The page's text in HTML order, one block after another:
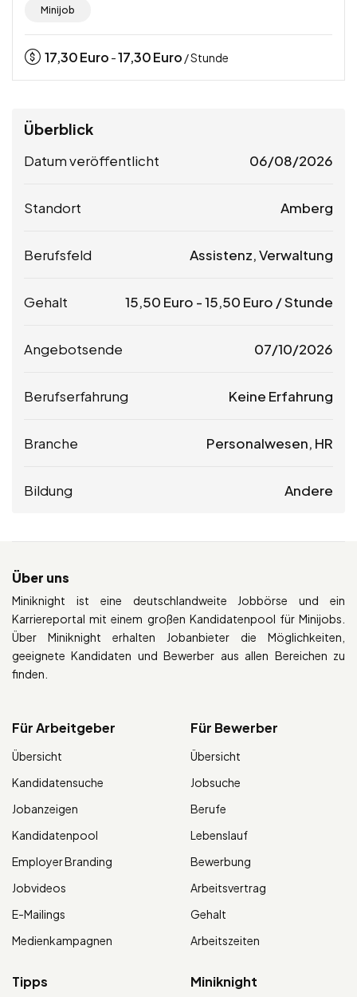
Minijob
17,30Euro -17,30Euro / Stunde
Überblick
Datum veröffentlicht 06/08/2026
Standort Amberg
Berufsfeld Assistenz, Verwaltung
Gehalt 15,50 Euro -15,50 Euro / Stunde
Angebotsende 07/10/2026
Berufserfahrung Keine Erfahrung
Branche Personalwesen, HR
Bildung Andere
Über uns
Miniknight ist eine deutschlandweite Jobbörse und ein
Karriereportal mit einem großen Kandidatenpool für Minijobs.
Über Miniknight erhalten Jobanbieter die Möglichkeiten,
geeignete Kandidaten und Bewerber aus allen Bereichen zu
finden.
Für Arbeitgeber
Übersicht
Kandidatensuche
Jobanzeigen
Kandidatenpool
Employer Branding
Jobvideos
E-Mailings
Medienkampagnen
Für Bewerber
Übersicht
Jobsuche
Berufe
Lebenslauf
Bewerbung
Arbeitsvertrag
Gehalt
Arbeitszeiten
Tipps Miniknight